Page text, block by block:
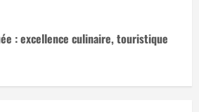
: excellence culinaire, touristique